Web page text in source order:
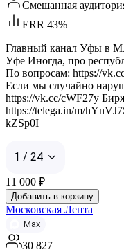
Смешанная
ERR 43%
Главный канал Уфы в
Уфе Иногда, про
По вопросам: https://
Если мы случайно
https://vk.cc/cWF27y
https://telega.in/m/
kZSp0I
1 / 24
11 000 ₽
Добавить в корзину
Московская Лента
Max
30 827